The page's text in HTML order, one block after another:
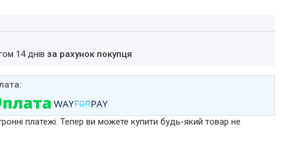
14 днів за рахунок покупця
платежі. Тепер ви можете купити будь-який товар не